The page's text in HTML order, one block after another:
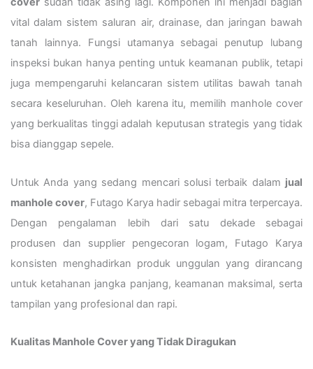
vital dalam sistem saluran air, drainase, dan jaringan bawah
tanah lainnya. Fungsi utamanya sebagai penutup lubang
inspeksi bukan hanya penting untuk keamanan publik, tetapi
juga mempengaruhi kelancaran sistem utilitas bawah tanah
secara keseluruhan. Oleh karena itu, memilih manhole cover
yang berkualitas tinggi adalah keputusan strategis yang tidak
bisa dianggap sepele.
Untuk Anda yang sedang mencari solusi terbaik dalam jual
manhole cover, Futago Karya hadir sebagai mitra terpercaya.
Dengan pengalaman lebih dari satu dekade sebagai
produsen dan supplier pengecoran logam, Futago Karya
konsisten menghadirkan produk unggulan yang dirancang
untuk ketahanan jangka panjang, keamanan maksimal, serta
tampilan yang profesional dan rapi.
Kualitas Manhole Cover yang Tidak Diragukan